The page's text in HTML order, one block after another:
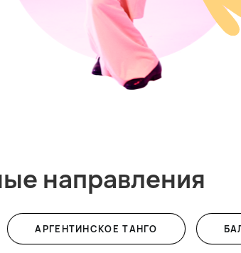
направления
АРГЕНТИНСКОЕ ТАНГО